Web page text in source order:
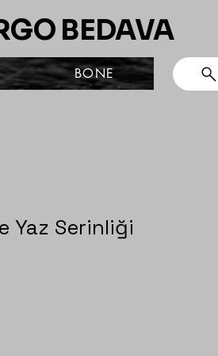
BEDAVA
BONE
Yaz Serinliği